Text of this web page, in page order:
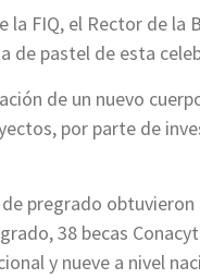
la FIQ, el Rector de
de pastel de esta
de un nuevo
por parte de
pregrado
38 becas
y nueve a nivel